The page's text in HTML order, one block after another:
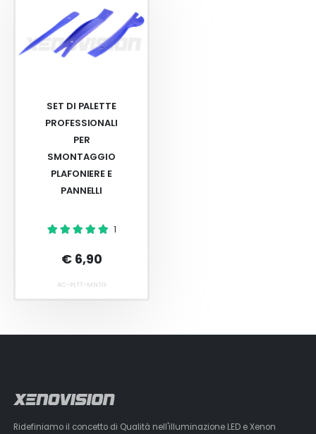
SET DI PALETTE
PROFESSIONALI
PER
SMONTAGGIO
PLAFONIERE E
PANNELLI
1
€ 6,90
AC-PLTT-MNTG
Ridefiniamo il concetto di Qualità nell'illuminazione LED e Xenon